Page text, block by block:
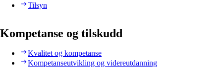
Tilsyn
Kompetanse og tilskudd
Kvalitet og kompetanse
Kompetanseutvikling og videreutdanning